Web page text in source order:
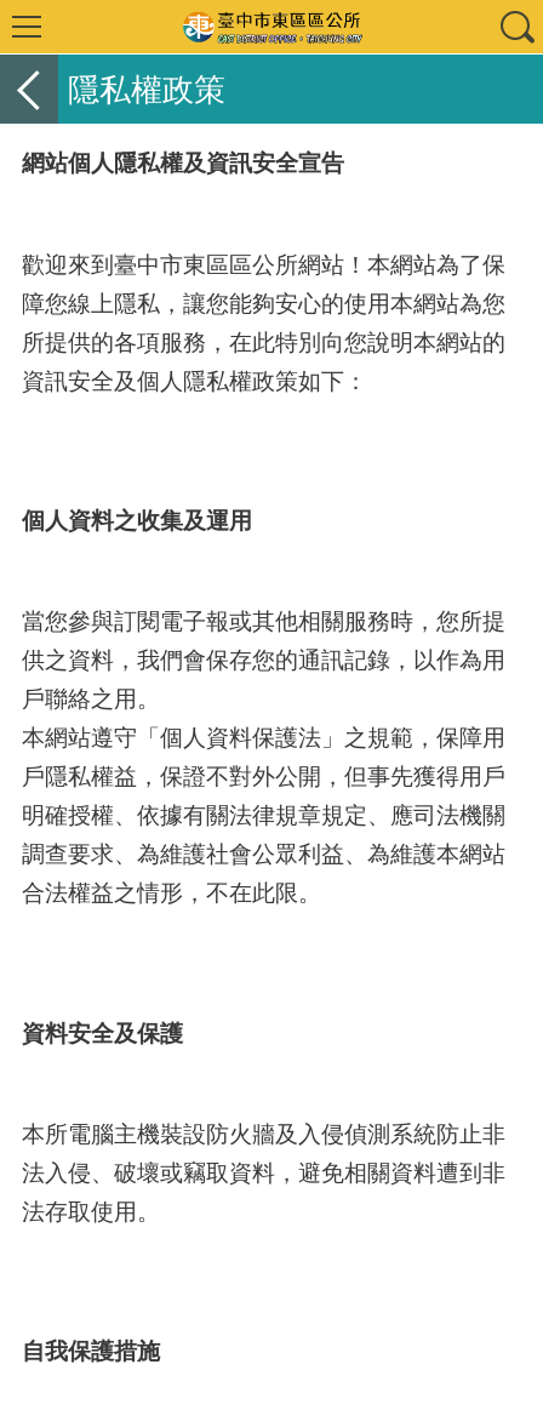
隱私權政策
網站個人隱私權及資訊安全宣告
歡迎來到臺中市東區區公所網站！本網站為了保
障您線上隱私，讓您能夠安心的使用本網站為您
所提供的各項服務，在此特別向您說明本網站的
資訊安全及個人隱私權政策如下：
個人資料之收集及運用
當您參與訂閱電子報或其他相關服務時，您所提
供之資料，我們會保存您的通訊記錄，以作為用
戶聯絡之用。
本網站遵守「個人資料保護法」之規範，保障用
戶隱私權益，保證不對外公開，但事先獲得用戶
明確授權、依據有關法律規章規定、應司法機關
調查要求、為維護社會公眾利益、為維護本網站
合法權益之情形，不在此限。
資料安全及保護
本所電腦主機裝設防火牆及入侵偵測系統防止非
法入侵、破壞或竊取資料，避免相關資料遭到非
法存取使用。
自我保護措施